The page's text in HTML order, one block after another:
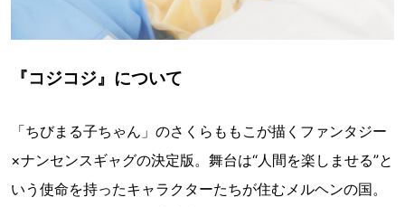
『コジコジ』について
「ちびまる子ちゃん」のさくらももこが描くファンタジー
×ナンセンスギャグの決定版。舞台は“人間を楽しませる”と
いう使命を持ったキャラクターたちが住むメルヘンの国。